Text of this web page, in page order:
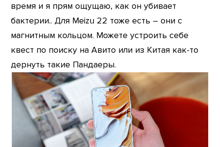
время и я прям ощущаю, как он убивает
бактерии.. Для Meizu 22 тоже есть – они с
магнитным кольцом. Можете устроить себе
квест по поиску на Авито или из Китая как-то
дернуть такие Пандаеры.